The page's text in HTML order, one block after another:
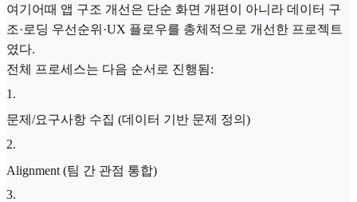
여기어때 앱 구조 개선은 단순 화면 개편이 아니라 데이터 구
조·로딩 우선순위·UX 플로우를 총체적으로 개선한 프로젝트
였다.
전체 프로세스는 다음 순서로 진행됨:
1 .
문제/요구사항 수집 (데이터 기반 문제 정의)
2.
Alignment (팀 간 관점 통합)
3.